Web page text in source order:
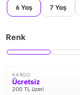
6 Yaş 7 Yaş
Renk
KARGO
Ücretsiz
200 TL üzeri